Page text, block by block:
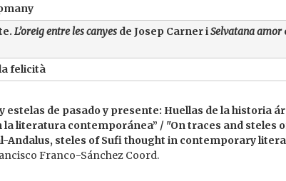
L’oreig entre les canyes de Josep Carner iSelvatana amor
felicità
estelas de pasado y presente: Huellas de la historia
literatura contemporánea” / "On traces and steles
Andalus, steles of Sufi thought in contemporary
Franco-Sánchez Coord.